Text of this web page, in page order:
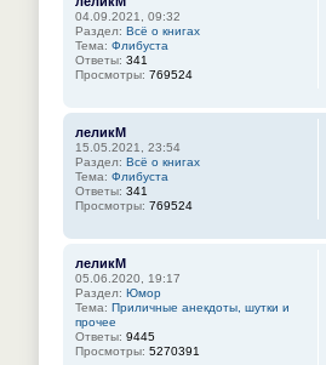
04.09.2021, 09:32
Раздел: Всё о книгах
Тема: Флибуста
Ответы: 341
Просмотры: 769524
леликМ
15.05.2021, 23:54
Раздел: Всё о книгах
Тема: Флибуста
Ответы: 341
Просмотры: 769524
леликМ
05.06.2020, 19:17
Раздел: Юмор
Тема: Приличные анекдоты, шутки и
прочее
Ответы: 9445
Просмотры: 5270391